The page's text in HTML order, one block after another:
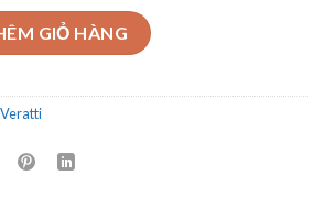
- hỏa tiễn Model 4SA6/15 – 1.5kW số
GIỎ HÀNG